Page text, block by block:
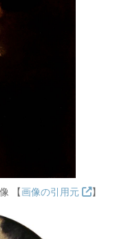
【画像の引用元 】